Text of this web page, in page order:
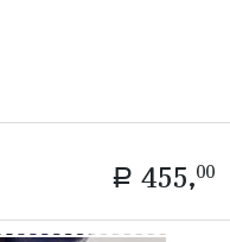
a 455,00